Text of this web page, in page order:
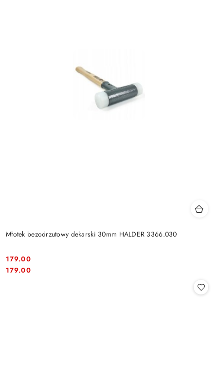
Młotek bezodrzutowy dekarski 30mm HALDER 3366.030
Cena:
179.00
Cena:
179.00